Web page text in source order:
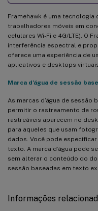
Framehawk é uma
trabalhadores móveis em
celulares Wi-Fi e 4G/LTE). O
interferência espectral e
oferece uma experiência de
aplicativos e desktops
Marca d’água de sessão
As marcas d’água de sessão
permitir o rastreamento de
rastreáveis aparecem no
para aqueles que usam
dados. Você pode especificar
texto. A marca d’água pode
sem alterar o conteúdo do
sessão baseadas em texto
Informações